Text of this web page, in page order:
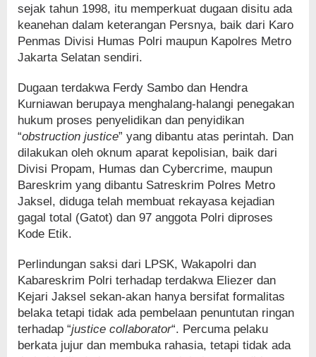
sejak tahun 1998, itu memperkuat dugaan disitu ada
keanehan dalam keterangan Persnya, baik dari Karo
Penmas Divisi Humas Polri maupun Kapolres Metro
Jakarta Selatan sendiri.
Dugaan terdakwa Ferdy Sambo dan Hendra
Kurniawan berupaya menghalang-halangi penegakan
hukum proses penyelidikan dan penyidikan
“obstruction justice” yang dibantu atas perintah. Dan
dilakukan oleh oknum aparat kepolisian, baik dari
Divisi Propam, Humas dan Cybercrime, maupun
Bareskrim yang dibantu Satreskrim Polres Metro
Jaksel, diduga telah membuat rekayasa kejadian
gagal total (Gatot) dan 97 anggota Polri diproses
Kode Etik.
Perlindungan saksi dari LPSK, Wakapolri dan
Kabareskrim Polri terhadap terdakwa Eliezer dan
Kejari Jaksel sekan-akan hanya bersifat formalitas
belaka tetapi tidak ada pembelaan penuntutan ringan
terhadap “justice collaborator“. Percuma pelaku
berkata jujur dan membuka rahasia, tetapi tidak ada